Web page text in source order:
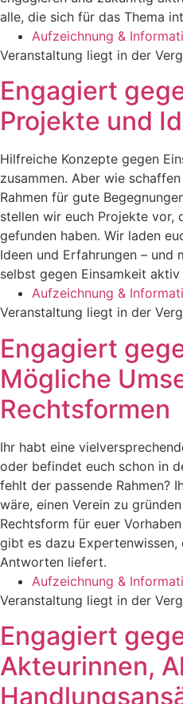
alle, die sich für das Thema
Aufzeichnung &
Veranstaltung liegt in der
Engagiert
Projekte und
Hilfreiche Konzepte gegen
zusammen. Aber wie
Rahmen für gute
stellen wir euch Projekte vor,
gefunden haben. Wir laden
Ideen und Erfahrungen – und
selbst gegen Einsamkeit
Aufzeichnung &
Veranstaltung liegt in der
Engagiert
Mögliche
Rechtsformen
Ihr habt eine
oder befindet euch schon in
fehlt der passende Rahmen?
wäre, einen Verein zu
Rechtsform für euer
gibt es dazu Expertenwissen,
Antworten liefert.
Aufzeichnung &
Veranstaltung liegt in der
Engagiert
Akteurinnen,